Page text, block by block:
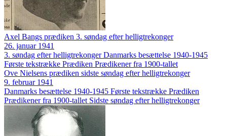
Axel Bangs prædiken 3. søndag efter helligtrekonger
26. januar 1941
3. søndag efter helligtrekonger Danmarks besættelse 1940-1945
Første tekstrække Prædiken Prædikener fra 1900-tallet
Ove Nielsens prædiken sidste søndag efter helligtrekonger
9. februar 1941
Danmarks besættelse 1940-1945 Første tekstrække Prædiken
Prædikener fra 1900-tallet Sidste søndag efter helligtrekonger